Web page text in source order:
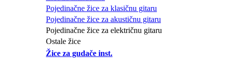
Pojedinačne žice za klasičnu gitaru
Pojedinačne žice za akustičnu gitaru
Pojedinačne žice za električnu gitaru
Ostale žice
Žice za gudače inst.